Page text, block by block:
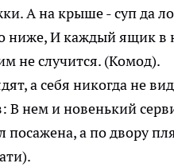
А на крыше - суп да
ниже, И каждый ящик в
не случится. (Комод).
а себя никогда не
В нем и новенький
посажена, а по двору